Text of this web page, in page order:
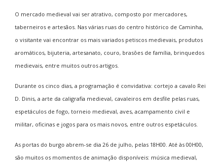
O mercado medieval vai ser atrativo, composto por mercadores,
taberneiros e artesãos. Nas várias ruas do centro histórico de Caminha,
o visitante vai encontrar os mais variados petiscos medievais, produtos
aromáticos, bijuteria, artesanato, couro, brasões de família, brinquedos
medievais, entre muitos outros artigos.
Durante os cinco dias, a programação é convidativa: cortejo a cavalo Rei
D. Dinis, a arte da caligrafia medieval, cavaleiros em desfile pelas ruas,
espetáculos de fogo, torneio medieval, aves, acampamento civil e
militar, oficinas e jogos para os mais novos, entre outros espetáculos.
As portas do burgo abrem-se dia 26 de julho, pelas 18H00. Até às 00H00,
são muitos os momentos de animação disponíveis: música medieval,